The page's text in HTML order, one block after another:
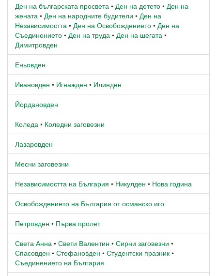
Ден на българската просвета • Ден на детето • Ден на
жената • Ден на народните будители • Ден на
Независимостта • Ден на Освобождението • Ден на
Съединението • Ден на труда • Ден на шегата •
Димитровден
Еньовден
Ивановден • Игнажден • Илинден
Йордановден
Коледа • Коледни заговезни
Лазаровден
Месни заговезни
Независимостта на България • Никулден • Нова година
Освобождението на България от османско иго
Петровден • Първа пролет
Света Анна • Свети Валентин • Сирни заговезни •
Спасовден • Стефановден • Студентски празник •
Съединението на България